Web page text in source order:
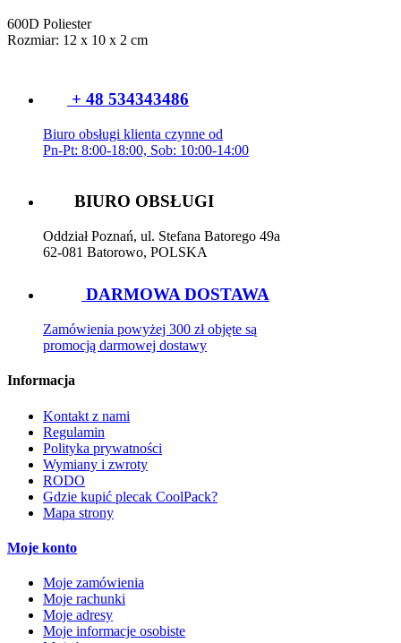
600D Poliester
Rozmiar: 12 x 10 x 2 cm
+ 48 534343486
Biuro obsługi klienta czynne od
Pn-Pt: 8:00-18:00, Sob: 10:00-14:00
BIURO OBSŁUGI
Oddział Poznań, ul. Stefana Batorego 49a
62-081 Batorowo, POLSKA
DARMOWA DOSTAWA
Zamówienia powyżej 300 zł objęte są
promocją darmowej dostawy
Informacja
Kontakt z nami
Regulamin
Polityka prywatności
Wymiany i zwroty
RODO
Gdzie kupić plecak CoolPack?
Mapa strony
Moje konto
Moje zamówienia
Moje rachunki
Moje adresy
Moje informacje osobiste